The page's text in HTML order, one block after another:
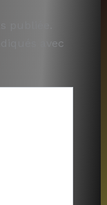
publiée.
avec